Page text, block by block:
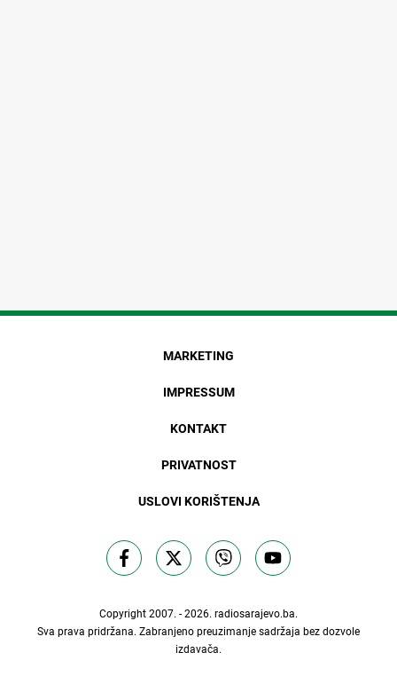
MARKETING
IMPRESSUM
KONTAKT
PRIVATNOST
USLOVI KORIŠTENJA
Copyright 2007. - 2026. radiosarajevo.ba.
Sva prava pridržana. Zabranjeno preuzimanje sadržaja bez dozvole
izdavača.